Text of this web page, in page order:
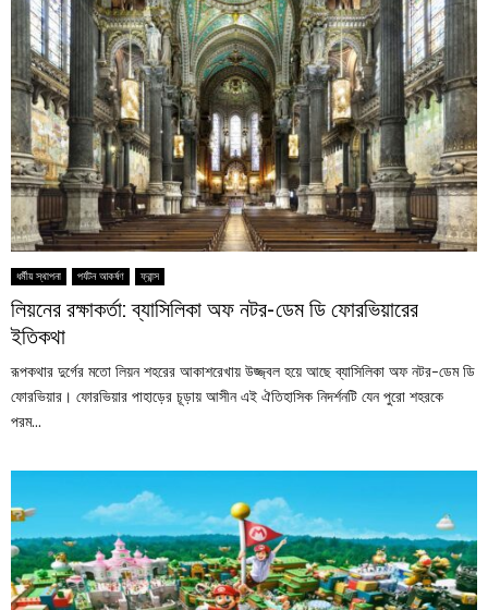
ধর্মীয় স্থাপনা পর্যটন আকর্ষণ ফ্রান্স
লিয়নের রক্ষাকর্তা: ব্যাসিলিকা অফ নটর-ডেম ডি ফোরভিয়ারের
ইতিকথা
রূপকথার দুর্গের মতো লিয়ন শহরের আকাশরেখায় উজ্জ্বল হয়ে আছে ব্যাসিলিকা অফ নটর-ডেম ডি
ফোরভিয়ার। ফোরভিয়ার পাহাড়ের চূড়ায় আসীন এই ঐতিহাসিক নিদর্শনটি যেন পুরো শহরকে
পরম...